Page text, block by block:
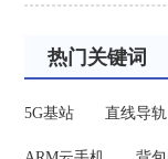
热门关键词
5G基站 直线导轨